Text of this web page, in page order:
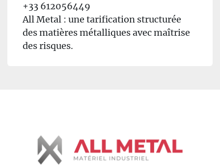
+33 612056449
All Metal : une tarification structurée
des matières métalliques avec maîtrise
des risques.